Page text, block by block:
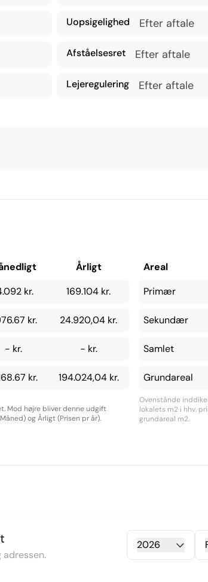
Uopsigelighed Efter aftale
Afståelsesret Efter aftale
Lejeregulering Efter aftale
Årligt
kr. 169.104 kr.
kr. 24.920,04 kr.
- kr. - kr.
kr. 194.024,04 kr.
Mod højre bliver denne udgift
og Årligt (Prisen pr år).
Areal
Primær
Sekundær
Samlet
Grundareal
Ovenstånde
lokalets m2 i hhv.
grundareal m2.
2026